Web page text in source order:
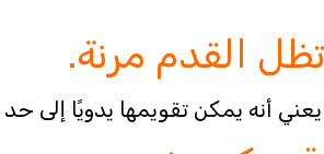
القدم مرنة.
أنه يمكن تقويمها يدويًا إلى حد